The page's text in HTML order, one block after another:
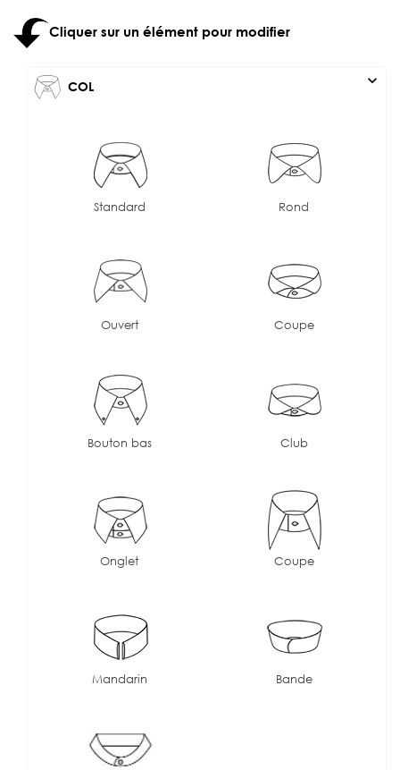
Cliquer sur un élément pour modifier
COL expand_more
Standard Rond
Ouvert Coupe
Bouton bas Club
Onglet Coupe
Mandarin Bande